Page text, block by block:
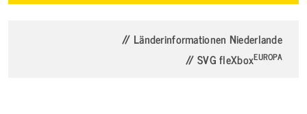
// Länderinformationen Niederlande
// SVG fleXboxEUROPA